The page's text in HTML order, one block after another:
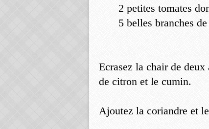
2 petites tomates
5 belles branches
Ecrasez la chair de
de citron et le cumin.
Ajoutez la coriandre et